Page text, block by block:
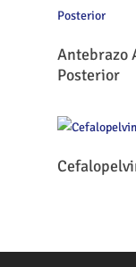
Leer
Antebrazo
Posterior
Leer